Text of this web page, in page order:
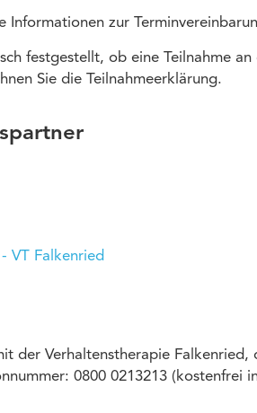
Informationen zur
festgestellt, ob eine Teilnahme
Sie die Teilnahmeerklärung.
VT Falkenried
der Verhaltenstherapie Falkenried,
0800 0213213 (kostenfrei